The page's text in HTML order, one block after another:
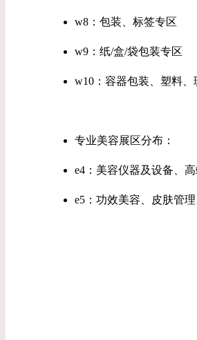
w8：包装、标签专区
w9：纸/盒/袋包装专区
w10：容器包装、塑料、
专业美容展区分布：
e4：美容仪器及设备、
e5：功效美容、皮肤管